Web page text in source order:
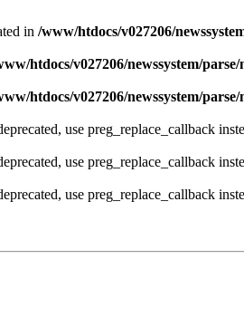
in /www/htdocs/v027206/
htdocs/v027206/newssystem/
htdocs/v027206/newssystem/
use preg_replace_callback
use preg_replace_callback
use preg_replace_callback